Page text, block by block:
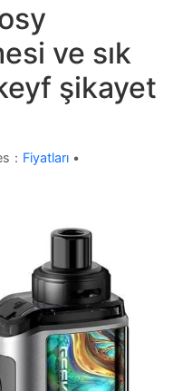
ve sık
şikayet
： Fiyatları •